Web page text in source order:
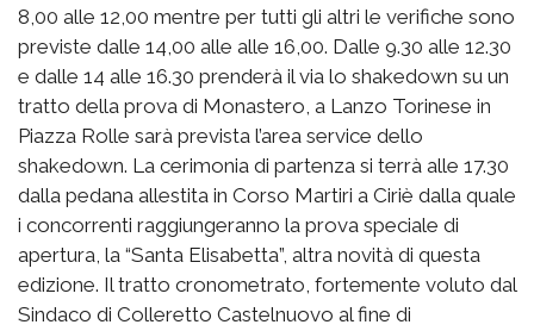
8,00 alle 12,00 mentre per tutti gli altri le verifiche sono
previste dalle 14,00 alle alle 16,00. Dalle 9.30 alle 12.30
e dalle 14 alle 16.30 prenderà il via lo shakedown su un
tratto della prova di Monastero, a Lanzo Torinese in
Piazza Rolle sarà prevista l’area service dello
shakedown. La cerimonia di partenza si terrà alle 17.30
dalla pedana allestita in Corso Martiri a Ciriè dalla quale
i concorrenti raggiungeranno la prova speciale di
apertura, la “Santa Elisabetta”, altra novità di questa
edizione. Il tratto cronometrato, fortemente voluto dal
Sindaco di Colleretto Castelnuovo al fine di